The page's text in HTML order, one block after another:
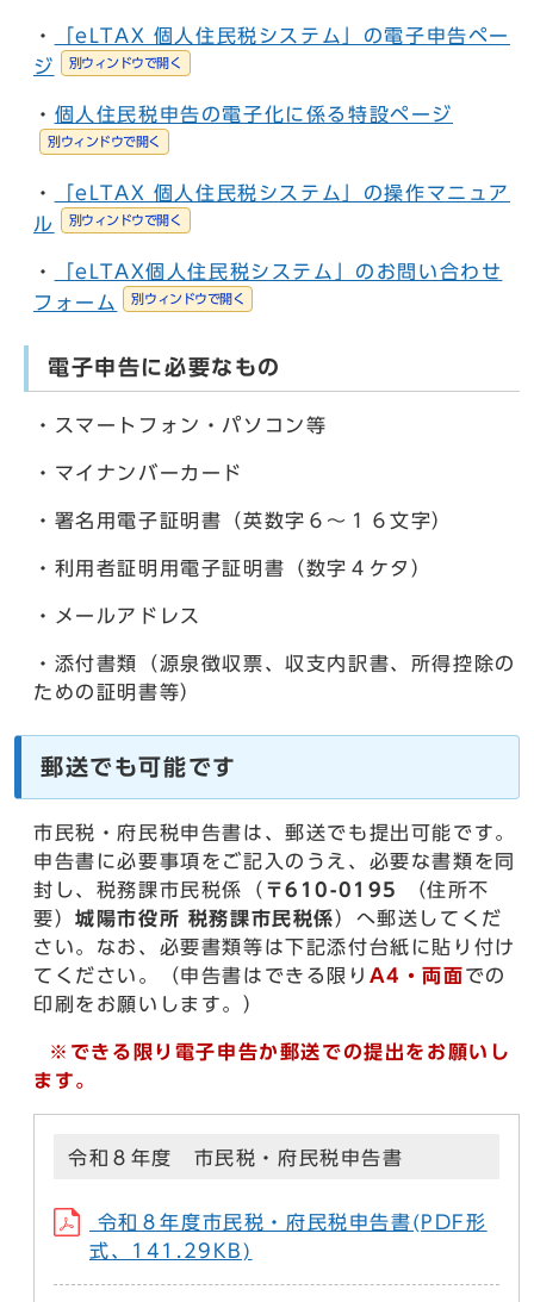
・
「eLTAX 個人住民税システム」の電子申告ペー
ジ
別ウィンドウで開く
・ 個人住民税申告の電子化に係る特設ページ
別ウィンドウで開く
・
「eLTAX 個人住民税システム」の操作マニュア
ル
別ウィンドウで開く
・
「eLTAX個人住民税システム」のお問い合わせ
フォーム
別ウィンドウで開く
電子申告に必要なもの
・スマートフォン・パソコン等
・マイナンバーカード
・署名用電子証明書（英数字６～１６文字）
・利用者証明用電子証明書（数字４ケタ）
・メールアドレス
・添付書類（源泉徴収票、収支内訳書、所得控除の
ための証明書等）
郵送でも可能です
市民税・府民税申告書は、郵送でも提出可能です。
申告書に必要事項をご記入のうえ、必要な書類を同
封し、税務課市民税係（ 〒610-0195
（住所不
要）城陽市役所 税務課市民税係）へ郵送してくだ
さい。なお、必要書類等は下記添付台紙に貼り付け
てください。（申告書はできる限り A4・両面での
印刷をお願いします。）
※できる限り電子申告か郵送での提出をお願いし
ます。
令和８年度 市民税・府民税申告書
令和８年度市民税・府民税申告書(PDF形
式、141.29KB)